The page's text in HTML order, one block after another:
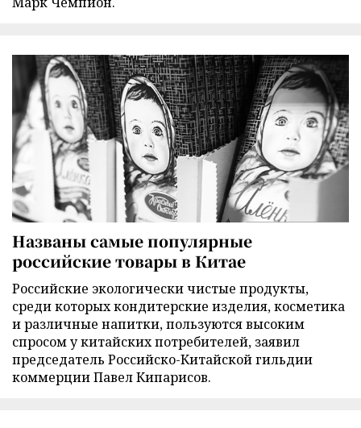
Названы самые популярные
российские товары в Китае
Российские экологически чистые продукты,
среди которых кондитерские изделия, косметика
и различные напитки, пользуются высоким
спросом у китайских потребителей, заявил
председатель Российско-Китайской гильдии
коммерции Павел Кипарисов.